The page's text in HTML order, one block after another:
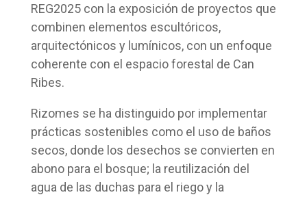
REG2025 con la exposición de proyectos que
combinen elementos escultóricos,
arquitectónicos y lumínicos, con un enfoque
coherente con el espacio forestal de Can
Ribes.
Rizomes se ha distinguido por implementar
prácticas sostenibles como el uso de baños
secos, donde los desechos se convierten en
abono para el bosque; la reutilización del
agua de las duchas para el riego y la